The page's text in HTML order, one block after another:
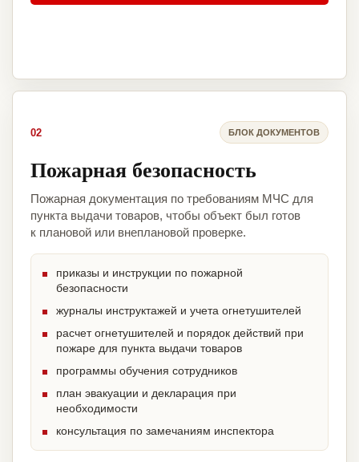
02 БЛОК ДОКУМЕНТОВ
Пожарная безопасность
Пожарная документация по требованиям МЧС для
пункта выдачи товаров, чтобы объект был готов
к плановой или внеплановой проверке.
приказы и инструкции по пожарной
безопасности
журналы инструктажей и учета огнетушителей
расчет огнетушителей и порядок действий при
пожаре для пункта выдачи товаров
программы обучения сотрудников
план эвакуации и декларация при
необходимости
консультация по замечаниям инспектора